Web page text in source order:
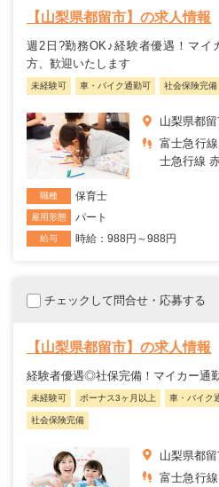
【山梨県都留市】の求人情報
週2日?勤務OK♪経験者優遇！マ
方、歓迎いたします
未経験可 車・バイク通勤可 社会保険完備
山梨県都
富士急行
士急行線
職種 保育士
雇用形態 パート
給与 時給：988円～988円
チェックして問合せ・応募する
【山梨県都留市】の求人情報
経験者優遇◎社保完備！マイカー通
未経験可 ボーナス3ヶ月以上 車・バイク
社会保険完備
山梨県都
富士急行